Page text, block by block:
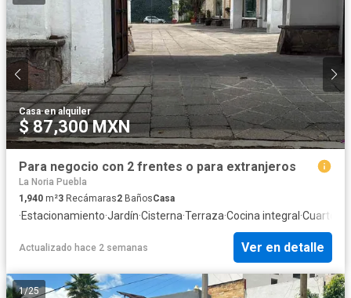
Casa·en alquiler
$ 87,300 MXN
Para negocio con 2 frentes o para extranjeros
La Noria Puebla
1,940 m²3 Recámaras2 BañosCasa
·Estacionamiento·Jardín·Cisterna·Terraza·Cocina integral ·Cuarto
Actualizado hace 2 semanas Ver en detalle
1/25